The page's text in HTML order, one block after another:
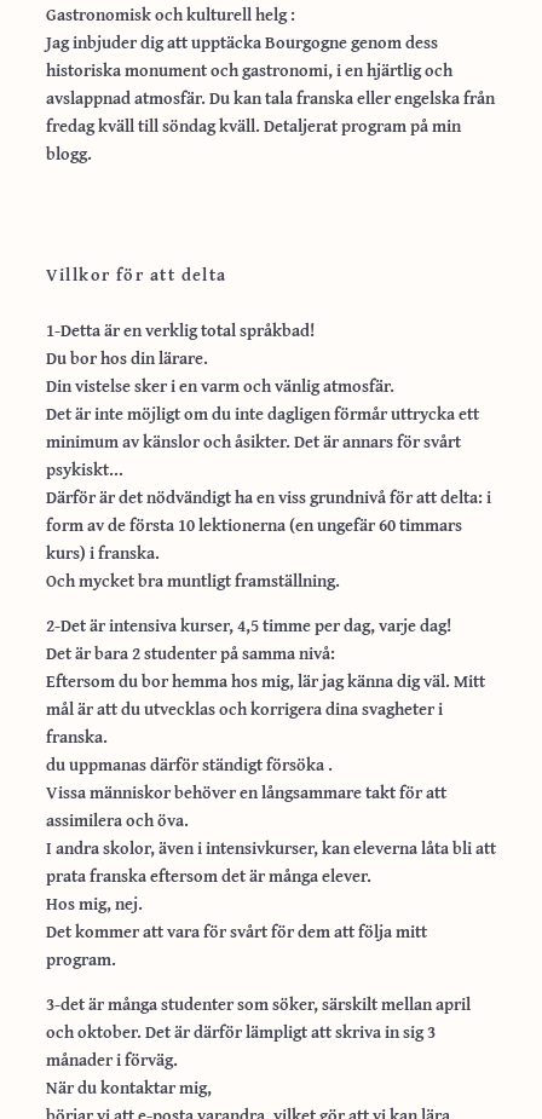
Gastronomisk och kulturell helg :
Jag inbjuder dig att upptäcka Bourgogne genom dess
historiska monument och gastronomi, i en hjärtlig och
avslappnad atmosfär. Du kan tala franska eller engelska från
fredag kväll till söndag kväll. Detaljerat program på min
blogg.
Villkor för att delta
1-Detta är en verklig total språkbad!
Du bor hos din lärare.
Din vistelse sker i en varm och vänlig atmosfär.
Det är inte möjligt om du inte dagligen förmår uttrycka ett
minimum av känslor och åsikter. Det är annars för svårt
psykiskt…
Därför är det nödvändigt ha en viss grundnivå för att delta: i
form av de första 10 lektionerna (en ungefär 60 timmars
kurs) i franska.
Och mycket bra muntligt framställning.
2-Det är intensiva kurser, 4,5 timme per dag, varje dag!
Det är bara 2 studenter på samma nivå:
Eftersom du bor hemma hos mig, lär jag känna dig väl. Mitt
mål är att du utvecklas och korrigera dina svagheter i
franska.
du uppmanas därför ständigt försöka .
Vissa människor behöver en långsammare takt för att
assimilera och öva.
I andra skolor, även i intensivkurser, kan eleverna låta bli att
prata franska eftersom det är många elever.
Hos mig, nej.
Det kommer att vara för svårt för dem att följa mitt
program.
3-det är många studenter som söker, särskilt mellan april
och oktober. Det är därför lämpligt att skriva in sig 3
månader i förväg.
När du kontaktar mig,